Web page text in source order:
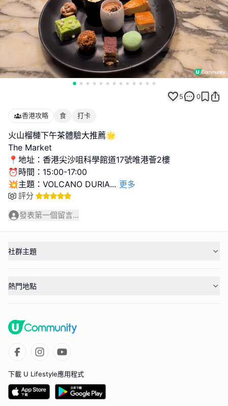
5 0
香港攻略 食 打卡
火山榴槤下午茶體驗大推薦🌟
The Market
📍地址：香港尖沙咀科學館道17號唯港薈2樓
⏰時間：15:00-17:00
💥主題：VOLCANO DURIA... 更多
評分
發表第一個留言...
社群主題
熱門地點
下載 U Lifestyle應用程式